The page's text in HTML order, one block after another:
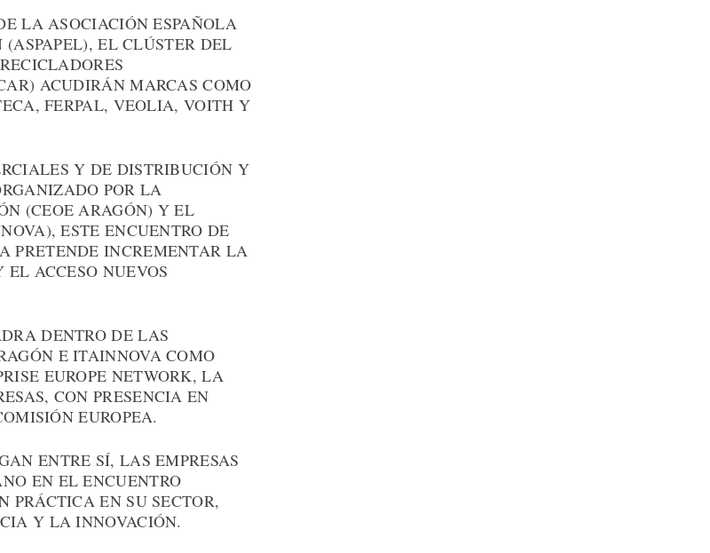
LA ASOCIACIÓN ESPAÑOLA
EL CLÚSTER DEL
ACUDIRÁN MARCAS COMO
FERPAL, VEOLIA, VOITH Y
Y DE DISTRIBUCIÓN Y
POR LA
(CEOE ARAGÓN) Y EL
ESTE ENCUENTRO DE
PRETENDE INCREMENTAR LA
ACCESO NUEVOS
DENTRO DE LAS
E ITAINNOVA COMO
EUROPE NETWORK, LA
CON PRESENCIA EN
EUROPEA.
ENTRE SÍ, LAS EMPRESAS
EN EL ENCUENTRO
PRÁCTICA EN SU SECTOR,
Y LA INNOVACIÓN.